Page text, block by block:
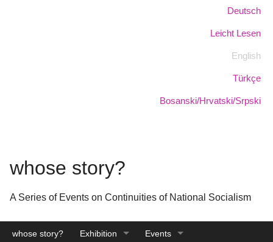
Deutsch
Leicht Lesen
English
Türkçe
Bosanski/Hrvatski/Srpski
whose story?
A Series of Events on Continuities of National Socialism
whose story? Exhibition Events